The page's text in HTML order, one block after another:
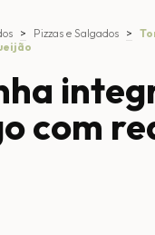
> Pizzas e Salgados >
com